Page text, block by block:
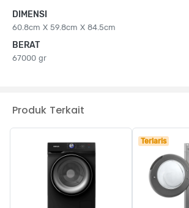
DIMENSI
60.8cm X 59.8cm X 84.5cm
BERAT
67000 gr
Produk Terkait
Terlaris